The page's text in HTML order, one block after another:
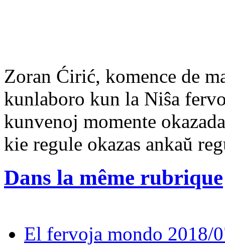
Zoran Ćirić, komence de
kunlaboro kun la Niŝa
kunvenoj momente
kie regule okazas ankaŭ
Dans la même rubrique
El fervoja mondo 2018/